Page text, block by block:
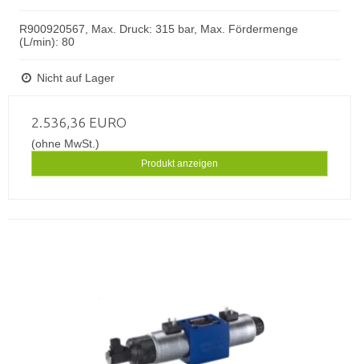
R900920567, Max. Druck: 315 bar, Max. Fördermenge
(L/min): 80
Nicht auf Lager
2.536,36 EURO
(ohne MwSt.)
Produkt anzeigen